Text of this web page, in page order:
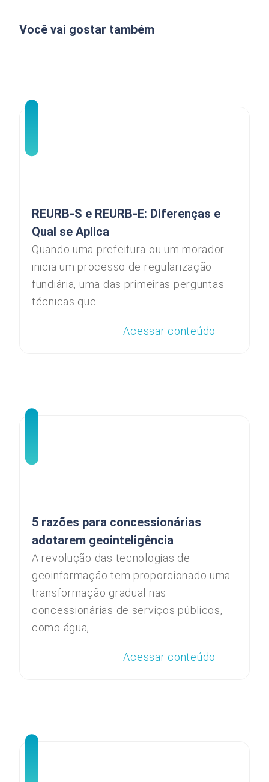
Você vai gostar também
REURB-S e REURB-E: Diferenças e
Qual se Aplica
Quando uma prefeitura ou um morador
inicia um processo de regularização
fundiária, uma das primeiras perguntas
técnicas que...
Acessar conteúdo
5 razões para concessionárias
adotarem geointeligência
A revolução das tecnologias de
geoinformação tem proporcionado uma
transformação gradual nas
concessionárias de serviços públicos,
como água,...
Acessar conteúdo